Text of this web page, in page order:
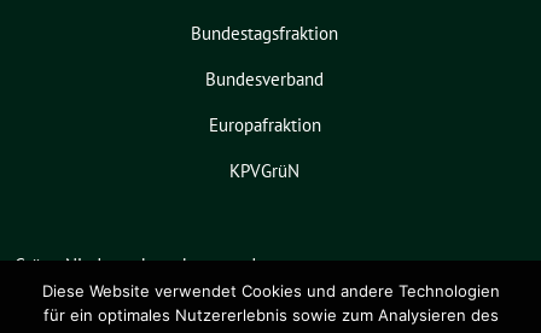
Bundestagsfraktion
Bundesverband
Europafraktion
KPVGrüN
Grüne Niedersachsen benutzt das
freie grüne Themesunflower ‐ ein
Angebot derverdigado eG.
Diese Website verwendet Cookies und andere Technologien
für ein optimales Nutzererlebnis sowie zum Analysieren des